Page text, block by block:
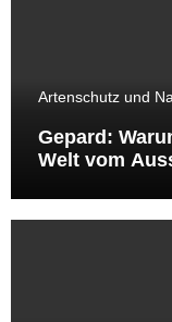
Artenschutz und
Gepard:
Welt vom